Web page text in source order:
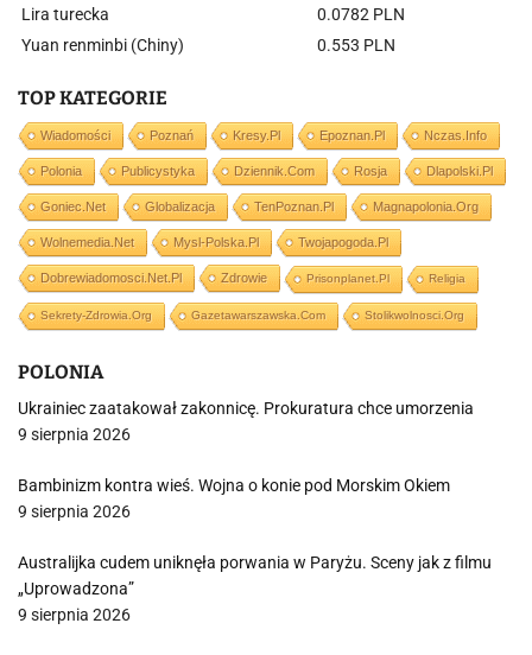
Lira turecka
0.0782 PLN
Yuan renminbi (Chiny)
0.553 PLN
TOP KATEGORIE
Wiadomości Poznań Kresy.pl Epoznan.pl Nczas.info
Polonia Publicystyka Dziennik.com Rosja Dlapolski.pl
Goniec.net Globalizacja TenPoznan.pl Magnapolonia.org
Wolnemedia.net Mysl-Polska.pl Twojapogoda.pl
Dobrewiadomosci.net.pl Zdrowie Prisonplanet.pl Religia
Sekrety-Zdrowia.org Gazetawarszawska.com Stolikwolnosci.org
POLONIA
Ukrainiec zaatakował zakonnicę. Prokuratura chce umorzenia
9 sierpnia 2026
Bambinizm kontra wieś. Wojna o konie pod Morskim Okiem
9 sierpnia 2026
Australijka cudem uniknęła porwania w Paryżu. Sceny jak z filmu
„Uprowadzona”
9 sierpnia 2026